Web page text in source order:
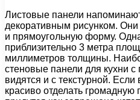
Листовые панели
декоративным рисунком.
и прямоугольную форму.
приблизительно 3 метра
миллиметров толщины.
стеновые панели для кухни с
видятся и с текстурной.
красиво отделать